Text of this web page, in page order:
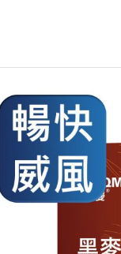
油(DHA/EPA)
甘露糖
原/葡萄糖胺
孕哺媽咪
嬰幼兒/小童
大童/學齡期
Vegetarians
輕熟齡保養
樂齡養生
For PET